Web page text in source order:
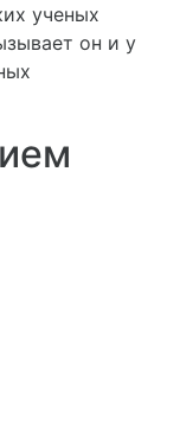
ученых
он и у